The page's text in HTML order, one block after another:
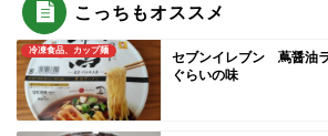
こっちもオススメ
冷凍食品、カップ麺
セブンイレブン 蔦醤油
ぐらいの味